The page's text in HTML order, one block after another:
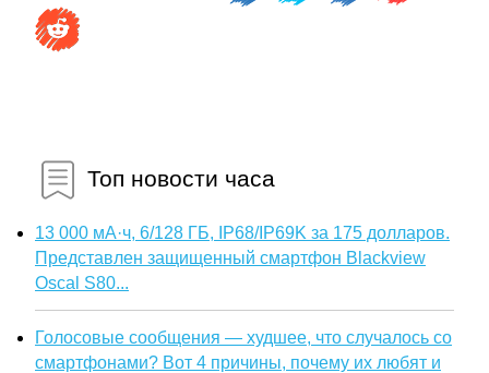
Топ новости часа
13 000 мА·ч, 6/128 ГБ, IP68/IP69K за 175 долларов.
Представлен защищенный смартфон Blackview
Oscal S80...
Голосовые сообщения — худшее, что случалось со
смартфонами? Вот 4 причины, почему их любят и